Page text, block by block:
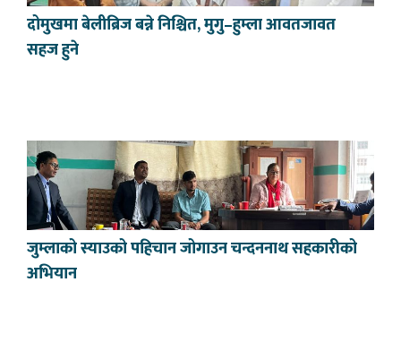
दोमुखमा बेलीब्रिज बन्ने निश्चित, मुगु–हुम्ला आवतजावत
सहज हुने
जुम्लाको स्याउको पहिचान जोगाउन चन्दननाथ सहकारीको
अभियान